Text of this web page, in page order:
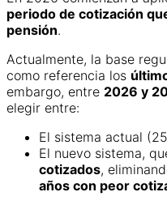
periodo de cotización
pensión.
Actualmente, la base
como referencia los
embargo, entre 2026 y
elegir entre:
El sistema actual
El nuevo sistema,
cotizados,
años con peor